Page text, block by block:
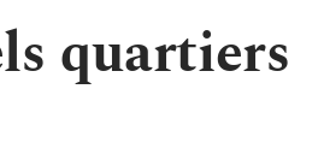
quartiers